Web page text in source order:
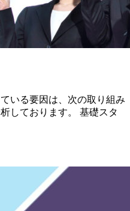
いる要因は、次の取り組み
しております。 基礎スタ